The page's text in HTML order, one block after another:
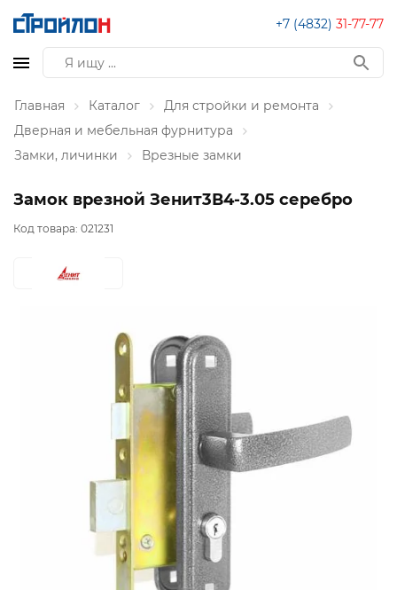
+7 (4832) 31-77-77
Главная Каталог
Для стройки и ремонта
Дверная и мебельная фурнитура
Замки, личинки
Врезные замки
Замок врезной Зенит3В4-3.05 серебро
Код товара: 021231